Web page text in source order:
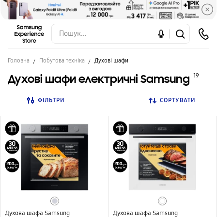
Головна Побутова техніка Духові шафи
Духові шафи електричні Samsung 19
ФІЛЬТРИ СОРТУВАТИ
Духова шафа Samsung
Духова шафа Samsung